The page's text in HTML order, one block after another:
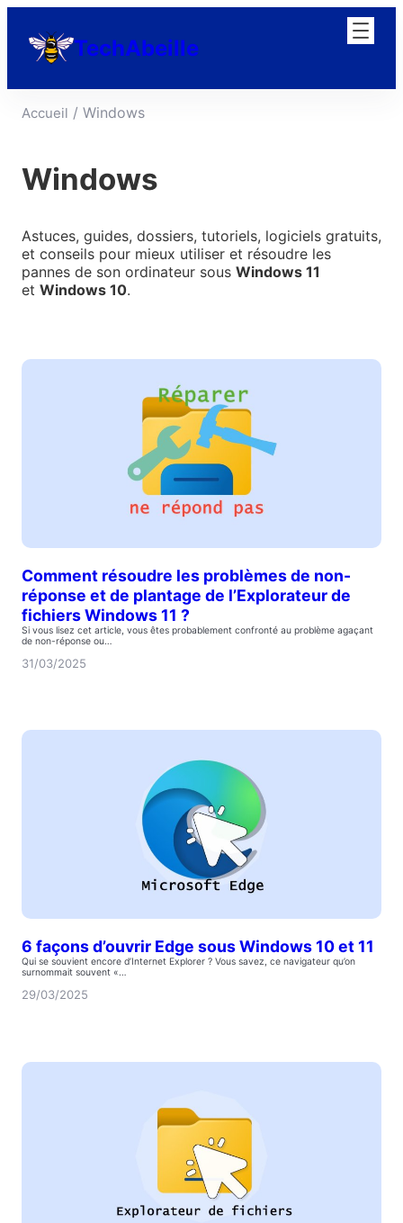
contenu
TechAbeille
Accueil / Windows
Windows
Astuces, guides, dossiers, tutoriels, logiciels gratuits,
et conseils pour mieux utiliser et résoudre les
pannes de son ordinateur sous Windows 11
et Windows 10.
Comment résoudre les problèmes de non-
réponse et de plantage de l’Explorateur de
fichiers Windows 11 ?
Si vous lisez cet article, vous êtes probablement confronté au problème agaçant
de non-réponse ou…
31/03/2025
6 façons d’ouvrir Edge sous Windows 10 et 11
Qui se souvient encore d’Internet Explorer ? Vous savez, ce navigateur qu’on
surnommait souvent «…
29/03/2025